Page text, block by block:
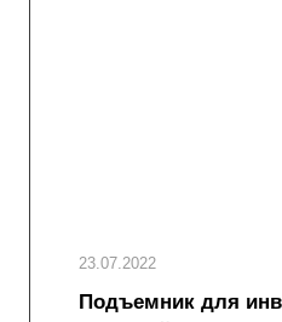
23.07.2022
Подъемник для